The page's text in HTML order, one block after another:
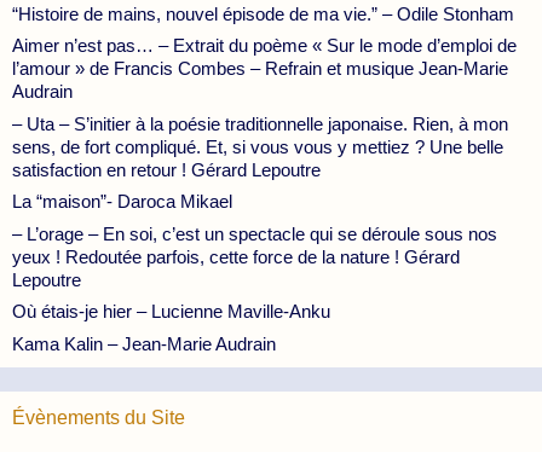
“Histoire de mains, nouvel épisode de ma vie.” – Odile Stonham
Aimer n’est pas… – Extrait du poème « Sur le mode d’emploi de
l’amour » de Francis Combes – Refrain et musique Jean-Marie
Audrain
– Uta – S’initier à la poésie traditionnelle japonaise. Rien, à mon
sens, de fort compliqué. Et, si vous vous y mettiez ? Une belle
satisfaction en retour ! Gérard Lepoutre
La “maison”- Daroca Mikael
– L’orage – En soi, c’est un spectacle qui se déroule sous nos
yeux ! Redoutée parfois, cette force de la nature ! Gérard
Lepoutre
Où étais-je hier – Lucienne Maville-Anku
Kama Kalin – Jean-Marie Audrain
Évènements du Site